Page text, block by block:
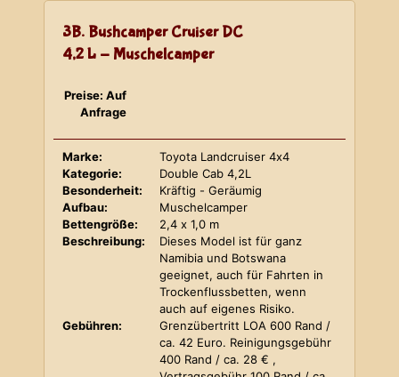
3B. Bushcamper Cruiser DC
4,2 L - Muschelcamper
Preise: Auf
Anfrage
Marke:
Toyota Landcruiser 4x4
Kategorie:
Double Cab 4,2L
Besonderheit:
Kräftig - Geräumig
Aufbau:
Muschelcamper
Bettengröße:
2,4 x 1,0 m
Beschreibung:
Dieses Model ist für ganz
Namibia und Botswana
geeignet, auch für Fahrten in
Trockenflussbetten, wenn
auch auf eigenes Risiko.
Gebühren:
Grenzübertritt LOA 600 Rand /
ca. 42 Euro. Reinigungsgebühr
400 Rand / ca. 28 € ,